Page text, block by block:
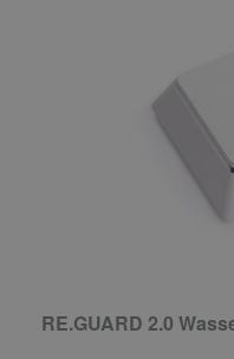
RE.GUARD 2.0